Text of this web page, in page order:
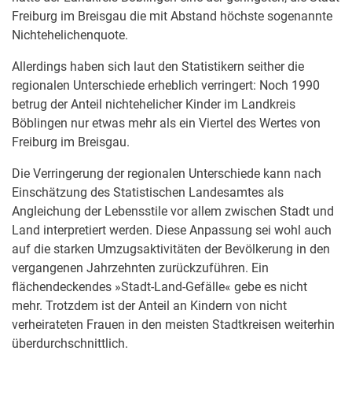
Freiburg im Breisgau die mit Abstand höchste sogenannte
Nichtehelichenquote.
Allerdings haben sich laut den Statistikern seither die
regionalen Unterschiede erheblich verringert: Noch 1990
betrug der Anteil nichtehelicher Kinder im Landkreis
Böblingen nur etwas mehr als ein Viertel des Wertes von
Freiburg im Breisgau.
Die Verringerung der regionalen Unterschiede kann nach
Einschätzung des Statistischen Landesamtes als
Angleichung der Lebensstile vor allem zwischen Stadt und
Land interpretiert werden. Diese Anpassung sei wohl auch
auf die starken Umzugsaktivitäten der Bevölkerung in den
vergangenen Jahrzehnten zurückzuführen. Ein
flächendeckendes »Stadt-Land-Gefälle« gebe es nicht
mehr. Trotzdem ist der Anteil an Kindern von nicht
verheirateten Frauen in den meisten Stadtkreisen weiterhin
überdurchschnittlich.